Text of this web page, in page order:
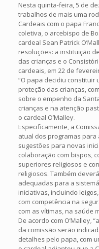
Nesta quinta-feira, 5 de
trabalhos de mais uma
Cardeais com o papa
coletiva, o arcebispo de
cardeal Sean Patrick
resoluções: a instituição
das crianças e o
cardeais, em 22 de
“O papa decidiu constituir
proteção das crianças,
sobre o empenho da
crianças e na atenção
o cardeal O’Malley.
Especificamente, a
atual dos programas
sugestões para novas
colaboração com bispos,
superiores religiosos e
religiosos. Também
adequadas para a
iniciativas, incluindo
com competência na
com as vítimas, na saúde
De acordo com O’Malley,
da comissão serão
detalhes pelo papa, com